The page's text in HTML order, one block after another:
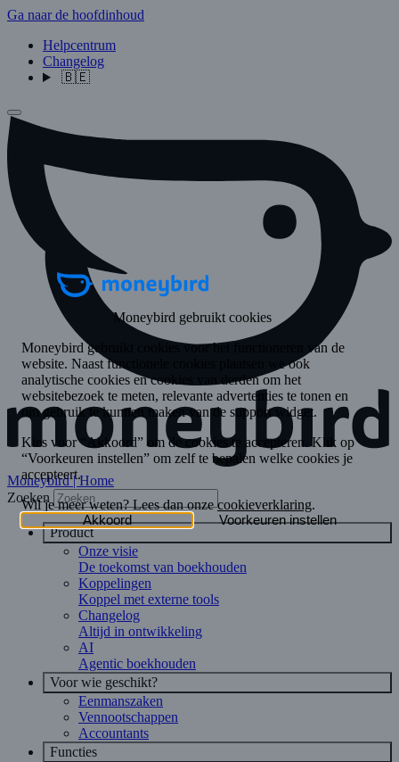
Ga naar de hoofdinhoud
Helpcentrum
Changelog
🇧🇪
Moneybird | Home
Zoeken
Product
Onze visie
De toekomst van boekhouden
Koppelingen
Koppel met externe tools
Changelog
Altijd in ontwikkeling
AI
Agentic boekhouden
Voor wie geschikt?
Eenmanszaken
Vennootschappen
Accountants
Functies